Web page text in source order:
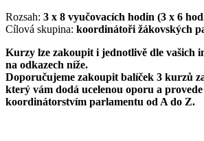
Rozsah: 3 x 8 vyučovacích hodin (3 x 6
Cílová skupina: koordinátoři žákovských
Kurzy lze zakoupit i jednotlivě dle vašich
na odkazech níže.
Doporučujeme zakoupit balíček 3 kurzů
který vám dodá ucelenou oporu a provede
koordinátorstvím parlamentu od A do Z.